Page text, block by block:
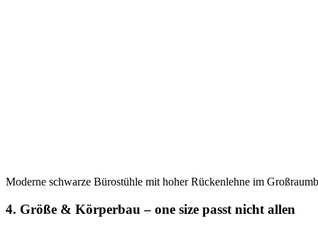
Moderne schwarze Bürostühle mit hoher Rückenlehne im
4. Größe & Körperbau – one size passt nicht allen